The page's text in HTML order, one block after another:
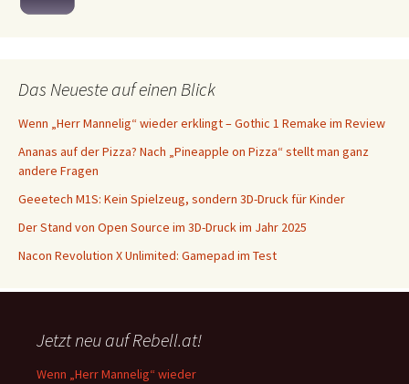
Das Neueste auf einen Blick
Wenn „Herr Mannelig“ wieder erklingt – Gothic 1 Remake im Review
Ananas auf der Pizza? Nach „Pineapple on Pizza“ stellt man ganz
andere Fragen
Geeetech M1S: Kein Spielzeug, sondern 3D-Druck für Kinder
Der Stand von Open Source im 3D-Druck im Jahr 2025
Nacon Revolution X Unlimited: Gamepad im Test
Jetzt neu auf Rebell.at!
Wenn „Herr Mannelig“ wieder